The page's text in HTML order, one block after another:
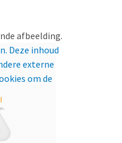
afbeelding.